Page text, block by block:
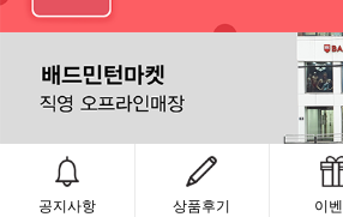
공지사항 상품후기 이